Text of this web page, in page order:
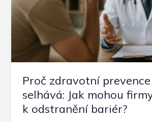
Proč zdravotní prevence
selhává: Jak mohou
k odstranění bariér?